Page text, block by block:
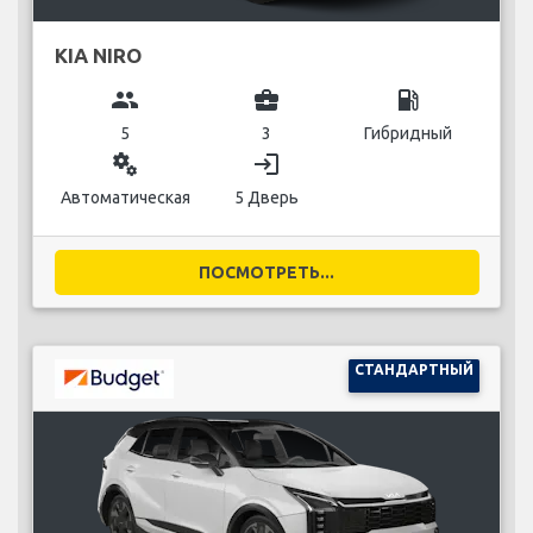
KIA NIRO
group
5
business_center
3
local_gas_station
Гибридный
miscellaneous_services
Автоматическая
login
5 Дверь
ПОСМОТРЕТЬ...
СТАНДАРТНЫЙ